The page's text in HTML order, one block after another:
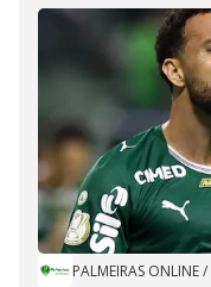
PALMEIRAS ONLINE/